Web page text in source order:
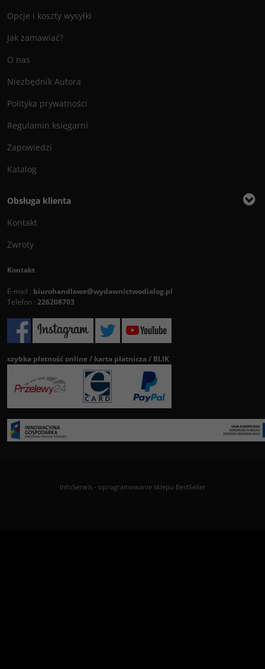
Opcje i koszty wysyłki
Jak zamawiać?
O nas
Niezbędnik Autora
Polityka prywatności
Regulamin księgarni
Zapowiedzi
Katalog
Obsługa klienta
Kontakt
Zwroty
Kontakt
E-mail : biurohandlowe@wydawnictwodialog.pl
Telefon : 226208703
szybka płatność online / karta płatnicza / BLIK
InfoSerwis- oprogramowanie sklepu BestSeller